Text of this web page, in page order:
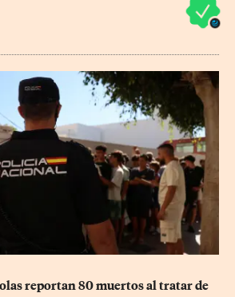
reportan 80 muertos al tratar de